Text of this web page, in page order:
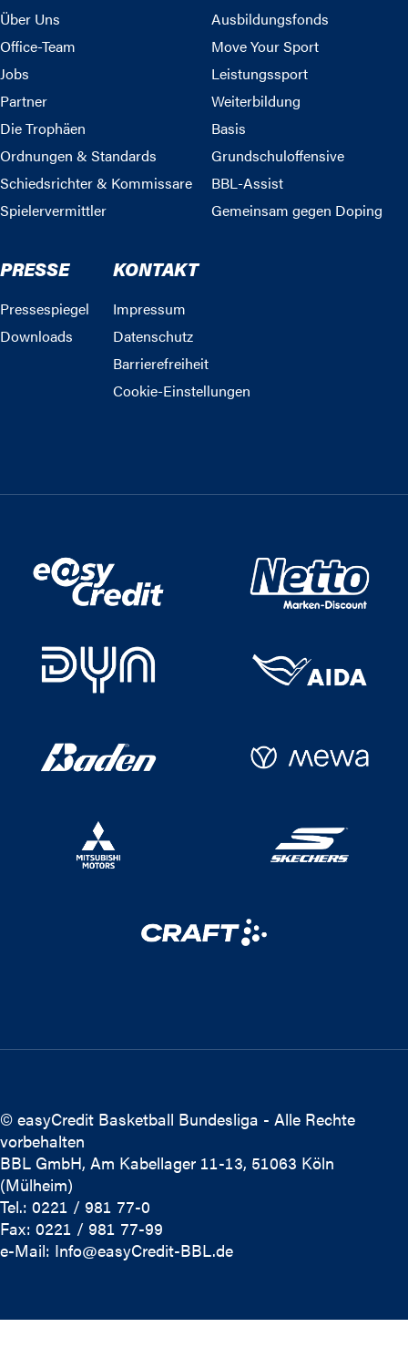
Über Uns
Office-Team
Jobs
Partner
Die Trophäen
Ordnungen & Standards
Schiedsrichter & Kommissare
Spielervermittler
Ausbildungsfonds
Move Your Sport
Leistungssport
Weiterbildung
Basis
Grundschuloffensive
BBL-Assist
Gemeinsam gegen Doping
PRESSE
Pressespiegel
Downloads
KONTAKT
Impressum
Datenschutz
Barrierefreiheit
Cookie-Einstellungen
© easyCredit Basketball Bundesliga - Alle Rechte
vorbehalten
BBL GmbH, Am Kabellager 11-13, 51063 Köln
(Mülheim)
Tel.: 0221 / 981 77-0
Fax: 0221 / 981 77-99
e-Mail: Info@easyCredit-BBL.de